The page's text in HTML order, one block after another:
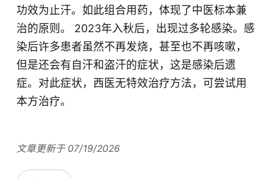
功效为止汗。如此组合用药，体现了中医标本兼
治的原则。 2023年入秋后，出现过多轮感染。感
染后许多患者虽然不再发烧，甚至也不再咳嗽，
但是还会有自汗和盗汗的症状，这是感染后遗
症。对此症状，西医无特效治疗方法，可尝试用
本方治疗。
文章更新于 07/19/2026